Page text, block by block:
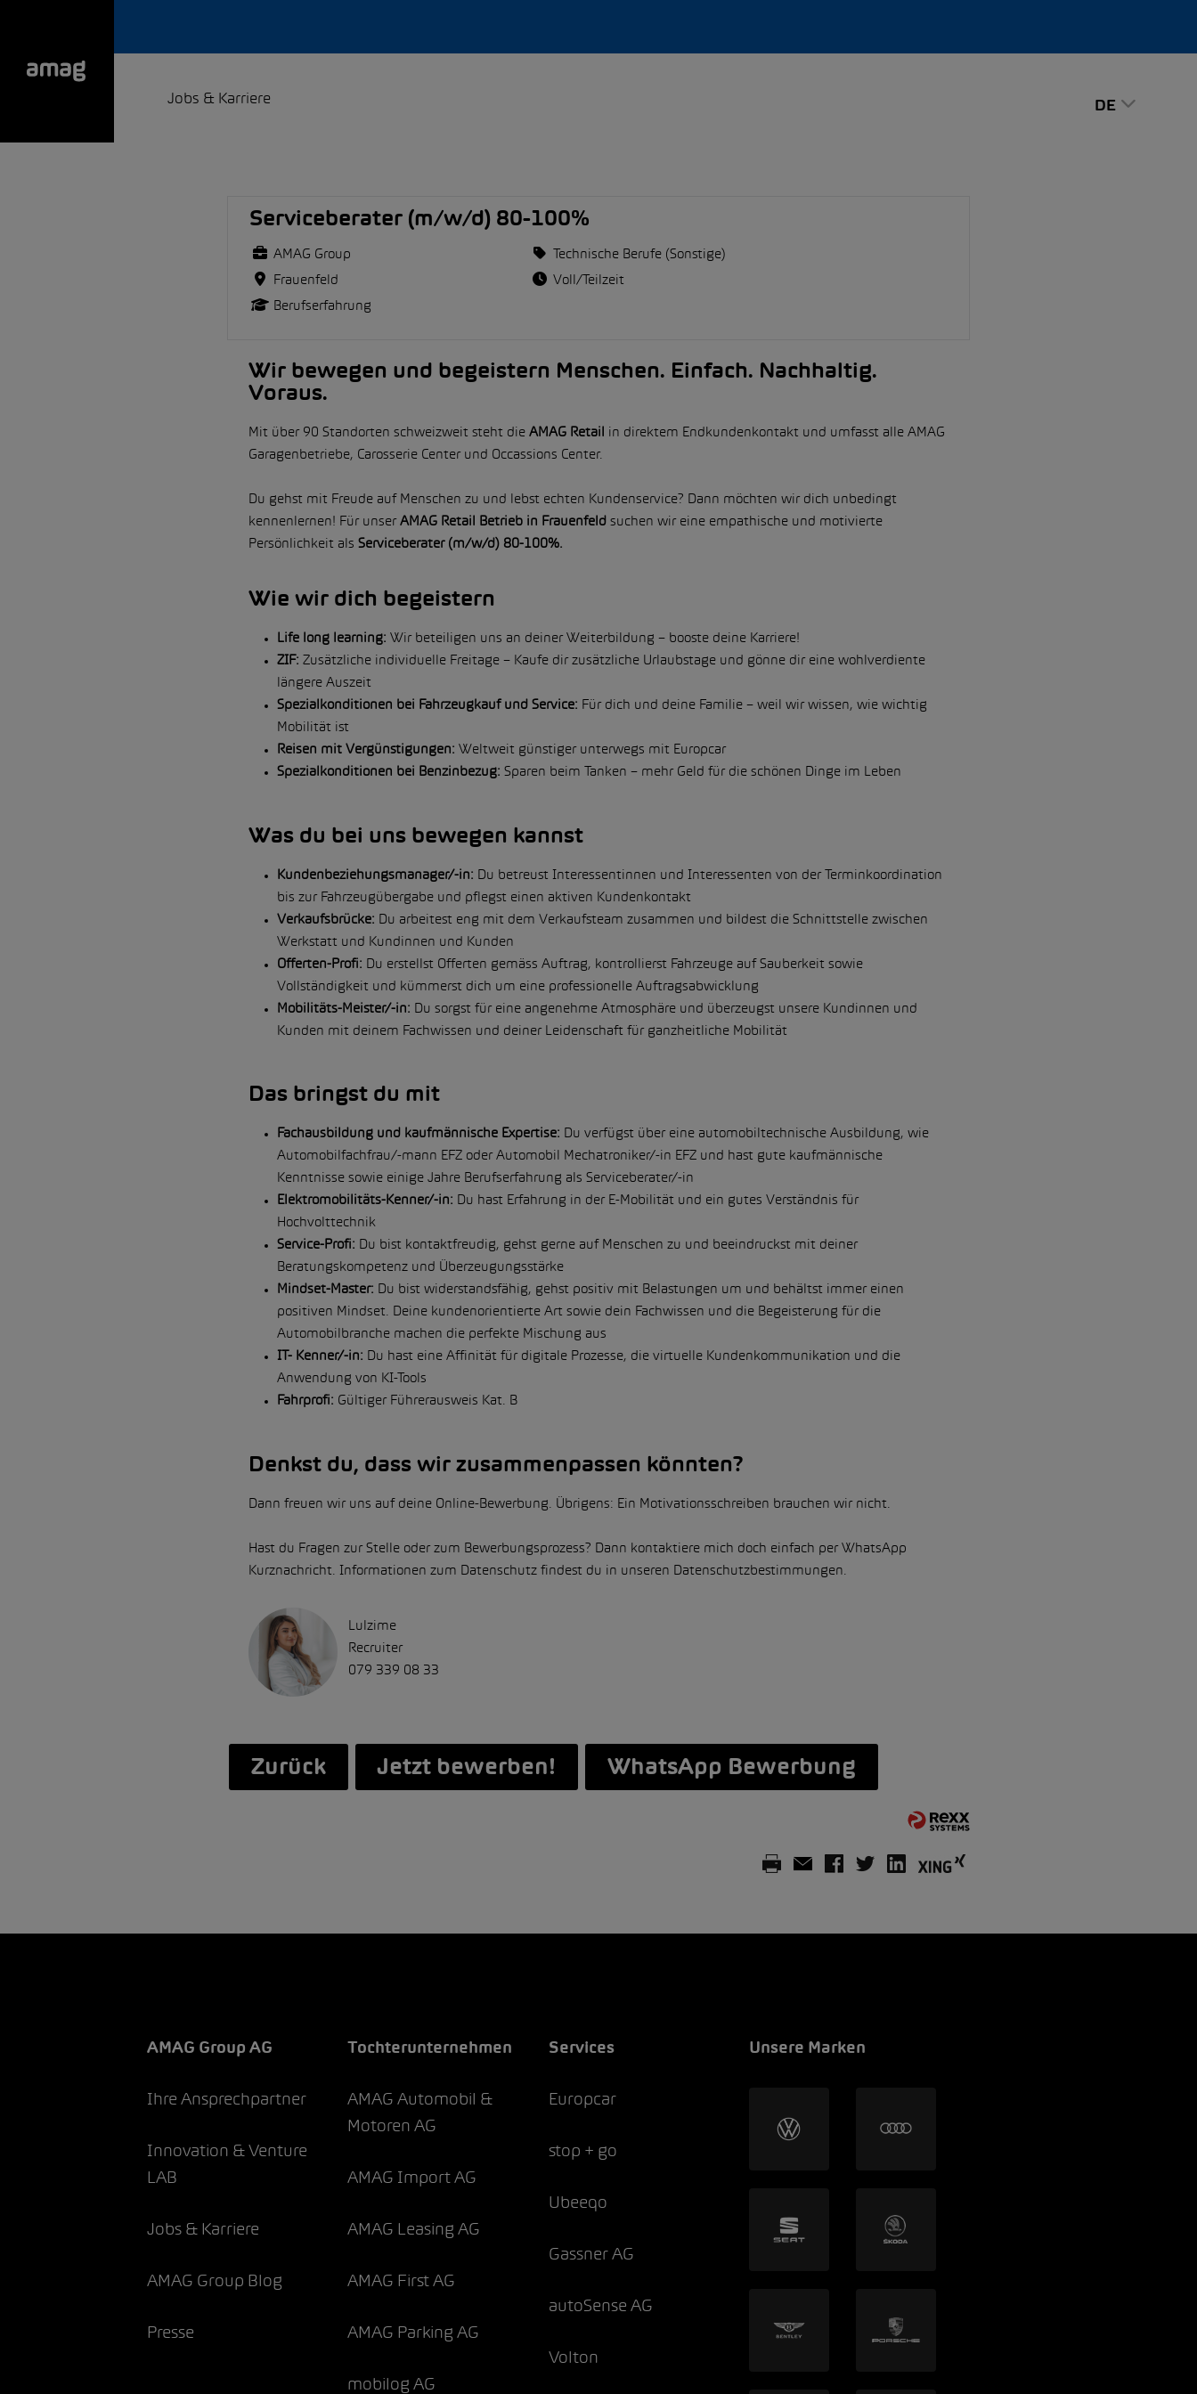
DE
Jobs & Karriere
Serviceberater (m/w/d) 80-100%
AMAG Group
Frauenfeld
Berufserfahrung
Technische Berufe (Sonstige)
Voll/Teilzeit
Wir bewegen und begeistern Menschen. Einfach. Nachhaltig.
Voraus.
Mit über 90 Standorten schweizweit steht die AMAG Retail in direktem Endkundenkontakt und umfasst alle AMAG
Garagenbetriebe, Carosserie Center und Occassions Center.
Du gehst mit Freude auf Menschen zu und lebst echten Kundenservice? Dann möchten wir dich unbedingt
kennenlernen! Für unser AMAG Retail Betrieb in Frauenfeld suchen wir eine empathische und motivierte
Persönlichkeit als Serviceberater (m/w/d) 80-100%.
Wie wir dich begeistern
Life long learning: Wir beteiligen uns an deiner Weiterbildung – booste deine Karriere!
ZIF: Zusätzliche individuelle Freitage – Kaufe dir zusätzliche Urlaubstage und gönne dir eine wohlverdiente
längere Auszeit
Spezialkonditionen bei Fahrzeugkauf und Service: Für dich und deine Familie – weil wir wissen, wie wichtig
Mobilität ist
Reisen mit Vergünstigungen: Weltweit günstiger unterwegs mit Europcar
Spezialkonditionen bei Benzinbezug: Sparen beim Tanken – mehr Geld für die schönen Dinge im Leben
Was du bei uns bewegen kannst
Kundenbeziehungsmanager/-in: Du betreust Interessentinnen und Interessenten von der Terminkoordination
bis zur Fahrzeugübergabe und pflegst einen aktiven Kundenkontakt
Verkaufsbrücke: Du arbeitest eng mit dem Verkaufsteam zusammen und bildest die Schnittstelle zwischen
Werkstatt und Kundinnen und Kunden
Offerten-Profi:
Du erstellst Offerten gemäss Auftrag, kontrollierst Fahrzeuge auf Sauberkeit sowie
Vollständigkeit und kümmerst dich um eine professionelle Auftragsabwicklung
Mobilitäts-Meister/-in: Du sorgst für eine angenehme Atmosphäre und überzeugst unsere Kundinnen und
Kunden mit deinem Fachwissen und deiner Leidenschaft für ganzheitliche Mobilität
Das bringst du mit
Fachausbildung und kaufmännische Expertise: Du verfügst über eine automobiltechnische Ausbildung, wie
Automobilfachfrau/-mann EFZ oder Automobil Mechatroniker/-in EFZ und hast gute kaufmännische
Kenntnisse sowie einige Jahre Berufserfahrung als Serviceberater/-in
Elektromobilitäts-Kenner/-in: Du hast Erfahrung in der E-Mobilität und ein gutes Verständnis für
Hochvolttechnik
Service-Profi: Du bist kontaktfreudig, gehst gerne auf Menschen zu und beeindruckst mit deiner
Beratungskompetenz und Überzeugungsstärke
Mindset-Master: Du bist widerstandsfähig, gehst positiv mit Belastungen um und behältst immer einen
positiven Mindset. Deine kundenorientierte Art sowie dein Fachwissen und die Begeisterung für die
Automobilbranche machen die perfekte Mischung aus
IT- Kenner/-in: Du hast eine Affinität für digitale Prozesse, die virtuelle Kundenkommunikation und die
Anwendung von KI-Tools
Fahrprofi: Gültiger Führerausweis Kat. B
Denkst du, dass wir zusammenpassen könnten?
Dann freuen wir uns auf deine Online-Bewerbung. Übrigens: Ein Motivationsschreiben brauchen wir nicht.
Hast du Fragen zur Stelle oder zum Bewerbungsprozess? Dann kontaktiere mich doch einfach per WhatsApp
Kurznachricht. Informationen zum Datenschutz findest du in unseren Datenschutzbestimmungen.
Lulzime
Recruiter
079 339 08 33
Zurück Jetzt bewerben! WhatsApp Bewerbung
AMAG Group AG
Ihre Ansprechpartner
Innovation & Venture
LAB
Jobs & Karriere
AMAG Group Blog
Presse
Tochterunternehmen
AMAG Automobil &
Motoren AG
AMAG Import AG
AMAG Leasing AG
AMAG First AG
AMAG Parking AG
mobilog AG
Services
Europcar
stop + go
Ubeeqo
Gassner AG
autoSense AG
Volton
Unsere Marken